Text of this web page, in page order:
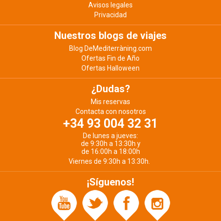
Avisos legales
Privacidad
Nuestros blogs de viajes
Blog DeMediterràning.com
Ofertas Fin de Año
Ofertas Halloween
¿Dudas?
Mis reservas
Contacta con nosotros
+34 93 004 32 31
De lunes a jueves:
de 9:30h a 13:30h y
de 16:00h a 18:00h
Viernes de 9:30h a 13:30h.
¡Síguenos!